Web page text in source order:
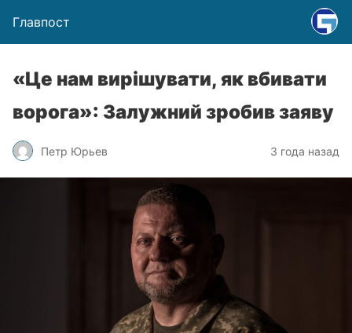
Главпост
«Це нам вирішувати, як вбивати
ворога»: Залужний зробив заяву
Петр Юрьев 3 года назад